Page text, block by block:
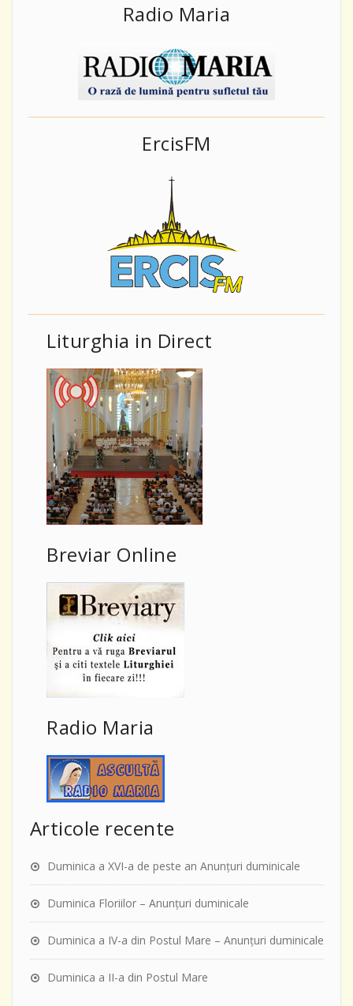
Radio Maria
ErcisFM
Liturghia in Direct
Breviar Online
Radio Maria
Articole recente
Duminica a XVI-a de peste an Anunţuri duminicale
Duminica Floriilor – Anunţuri duminicale
Duminica a IV-a din Postul Mare – Anunţuri duminicale
Duminica a II-a din Postul Mare